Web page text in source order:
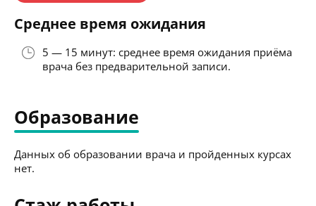
Среднее время ожидания
5 — 15 минут: среднее время ожидания приёма
врача без предварительной записи.
Образование
Данных об образовании врача и пройденных курсах
нет.